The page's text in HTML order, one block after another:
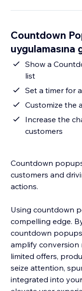
Countdown
uygulamasına
Show a
list
Set a timer for
Customize the
Increase the
customers
Countdown
customers and
actions.
Using countdown
compelling edge.
countdown
amplify conversion
limited offers,
seize attention,
integrated into